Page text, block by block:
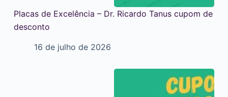
Placas de Excelência – Dr. Ricardo Tanus cupom de
desconto
16 de julho de 2026